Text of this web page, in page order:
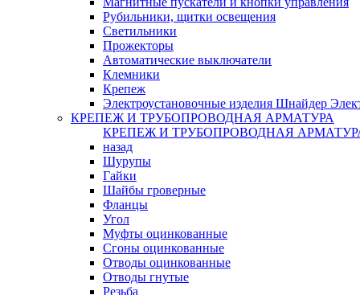
Рубильники, щитки освещения
Светильники
Прожекторы
Автоматические выключатели
Клемники
Крепеж
Электроустановочные изделия Шнайдер
КРЕПЕЖ И ТРУБОПРОВОДНАЯ АРМАТУРА
КРЕПЕЖ И ТРУБОПРОВОДНАЯ
назад
Шурупы
Гайки
Шайбы гроверные
Фланцы
Угол
Муфты оцинкованные
Сгоны оцинкованные
Отводы оцинкованные
Отводы гнутые
Резьба